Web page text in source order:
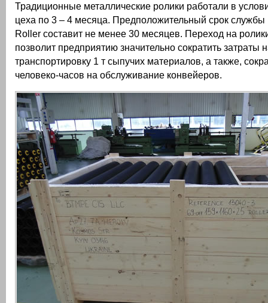
Традиционные металлические ролики работали в
цеха по 3 – 4 месяца. Предположительный срок службы
Roller составит не менее 30 месяцев. Переход на
позволит предприятию значительно сократить затраты
транспортировку 1 т сыпучих материалов, а также,
человеко-часов на обслуживание конвейеров.